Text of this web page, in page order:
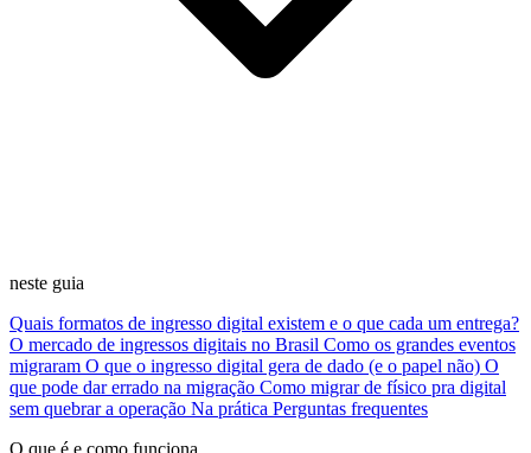
neste guia
Quais formatos de ingresso digital existem e o que cada um entrega?
O mercado de ingressos digitais no Brasil Como os grandes eventos
migraram O que o ingresso digital gera de dado (e o papel não) O
que pode dar errado na migração Como migrar de físico pra digital
sem quebrar a operação Na prática Perguntas frequentes
O que é e como funciona